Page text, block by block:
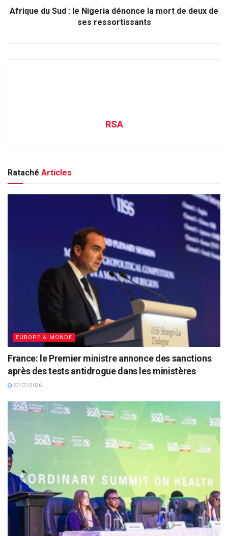
Afrique du Sud : le Nigeria dénonce la mort de deux de
ses ressortissants
RSA
Rataché Articles
EUROPE & MONDE
France: le Premier ministre annonce des sanctions
après des tests antidrogue dans les ministères
27/07/2026